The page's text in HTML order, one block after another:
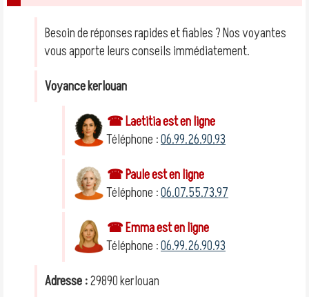
Besoin de réponses rapides et fiables ? Nos voyantes
vous apporte leurs conseils immédiatement.
Voyance kerlouan
☎ Laetitia est en ligne
Téléphone :06.99.26.90.93
☎ Paule est en ligne
Téléphone :06.07.55.73.97
☎ Emma est en ligne
Téléphone :06.99.26.90.93
Adresse :29890 kerlouan